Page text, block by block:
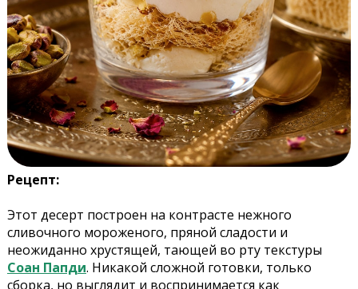
Рецепт:
Этот десерт построен на контрасте нежного
сливочного мороженого, пряной сладости и
неожиданно хрустящей, тающей во рту текстуры
Соан Папди. Никакой сложной готовки, только
сборка, но выглядит и воспринимается как